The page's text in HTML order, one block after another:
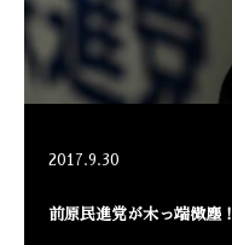
2017.9.30
前原民進党が木っ端微塵！